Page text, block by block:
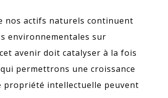
nos actifs naturels continuent
environnementales sur
avenir doit catalyser à la fois
permettrons une croissance
propriété intellectuelle peuvent